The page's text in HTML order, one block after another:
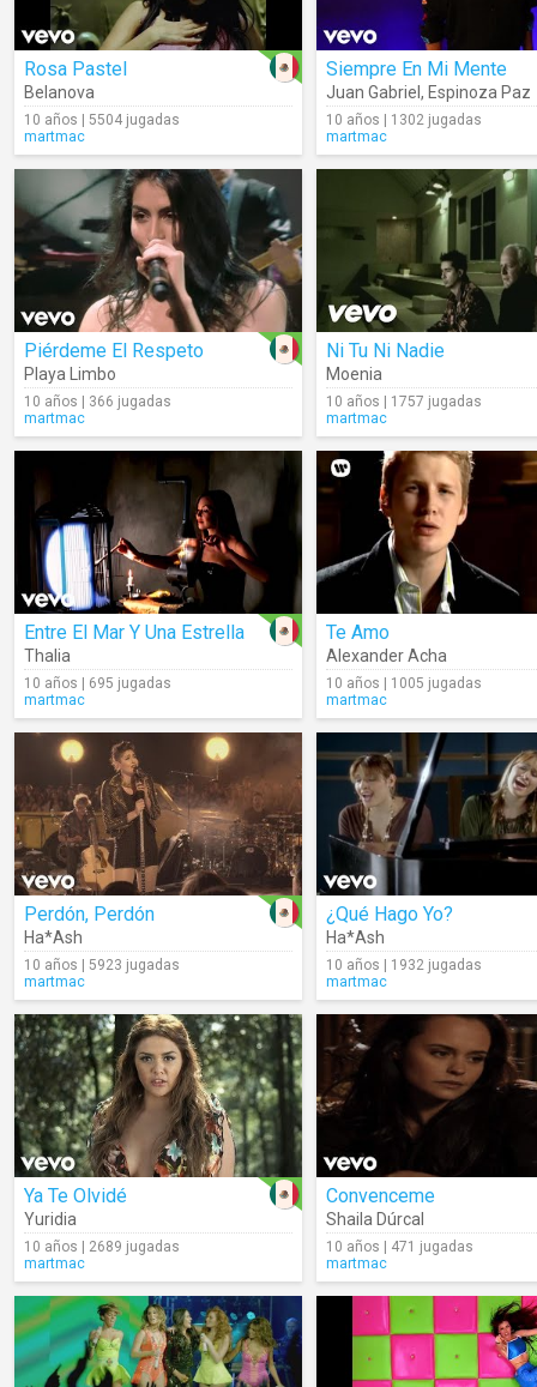
Rosa Pastel
Belanova
10 años | 5504 jugadas
martmac
Siempre En Mi Mente
Juan Gabriel , Espinoza Paz
10 años | 1302 jugadas
martmac
Piérdeme El Respeto
Playa Limbo
10 años | 366 jugadas
martmac
Ni Tu Ni Nadie
Moenia
10 años | 1757 jugadas
martmac
Entre El Mar Y Una Estrella
Thalia
10 años | 695 jugadas
martmac
Te Amo
Alexander Acha
10 años | 1005 jugadas
martmac
Perdón, Perdón
Ha*Ash
10 años | 5923 jugadas
martmac
¿Qué Hago Yo?
Ha*Ash
10 años | 1932 jugadas
martmac
Ya Te Olvidé
Yuridia
10 años | 2689 jugadas
martmac
Convenceme
Shaila Dúrcal
10 años | 471 jugadas
martmac